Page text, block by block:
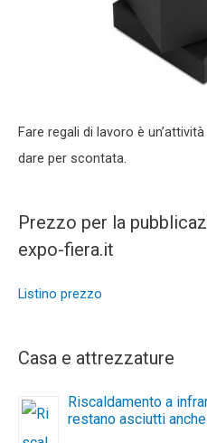
Fare regali di lavoro è
dare per scontata.
Prezzo per la
expo-fiera.it
Listino prezzo
Casa e attrezzature
Riscaldamento a
restano asciutti